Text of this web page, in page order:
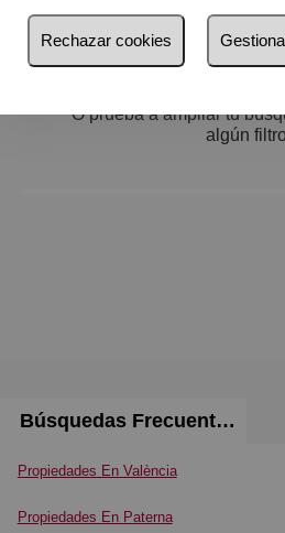
Menos reciente
No hay nada
O prueba a ampliar tu
algún
Búsquedas Frecuentes
Propiedades En València
Propiedades En Paterna
Rechazar cookies